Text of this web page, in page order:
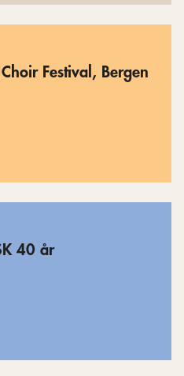
Festival, Bergen
40 år